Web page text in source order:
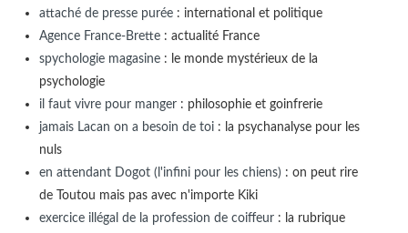
attaché de presse purée: international et politique
Agence France-Brette: actualité France
spychologie magasine: le monde mystérieux de la
psychologie
il faut vivre pour manger: philosophie et goinfrerie
jamais Lacan on a besoin de toi: la psychanalyse pour les
nuls
en attendant Dogot (l'infini pour les chiens): on peut rire
de Toutou mais pas avec n'importe Kiki
exercice illégal de la profession de coiffeur: la rubrique